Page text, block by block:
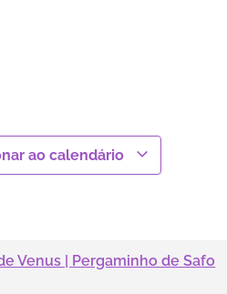
ao calendário
Venus | Pergaminho de Safo